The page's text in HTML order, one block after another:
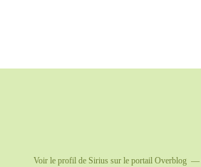
Voir le profil de Siriussur le portail Overblog